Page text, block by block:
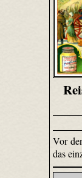
Vor
das